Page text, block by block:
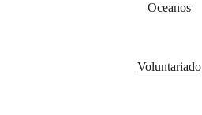
Oceanos
Voluntariado